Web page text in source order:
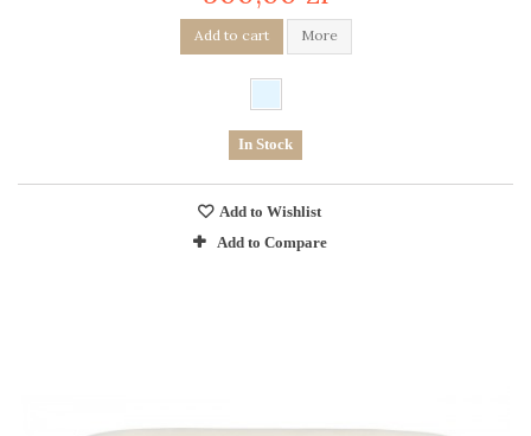
Add to cart More
In Stock
Add to Wishlist
Add to Compare